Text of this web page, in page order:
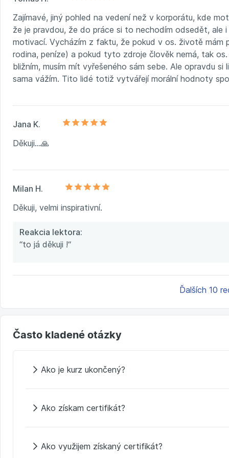
Zajímavé, jiný pohled na vedení než v korporátu, kde
že je pravdou, že do práce si to nechodím odsedět, ale
motivací. Vycházím z faktu, že pokud v os. životě mám
rodina, peníze) a pokud tyto zdroje člověk nemá, tak
bližním, musím mít vyřešeného sám sebe. Ale opravdu
sama vážím. Tito lidé totiž vytvářejí morální hodnoty
Jana K.
Děkuji...🙏
Milan H.
Děkuji, velmi inspirativní.
Reakcia lektora:
“to já děkuji !“
Ďalších 10
Často kladené otázky
Ako je kurz ukončený?
Ako získam certifikát?
Ako využijem získaný certifikát?